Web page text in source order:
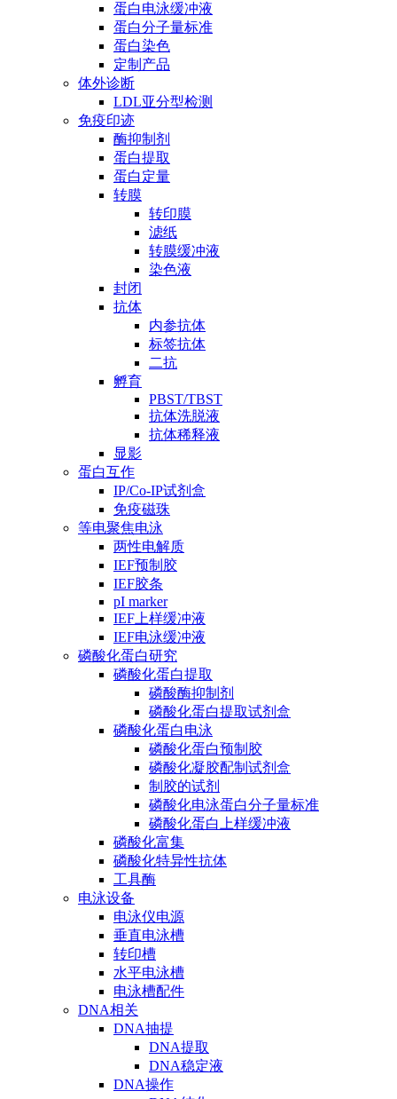
蛋白电泳缓冲液
蛋白分子量标准
蛋白染色
定制产品
体外诊断
LDL亚分型检测
免疫印迹
酶抑制剂
蛋白提取
蛋白定量
转膜
转印膜
滤纸
转膜缓冲液
染色液
封闭
抗体
内参抗体
标签抗体
二抗
孵育
PBST/TBST
抗体洗脱液
抗体稀释液
显影
蛋白互作
IP/Co-IP试剂盒
免疫磁珠
等电聚焦电泳
两性电解质
IEF预制胶
IEF胶条
pI marker
IEF上样缓冲液
IEF电泳缓冲液
磷酸化蛋白研究
磷酸化蛋白提取
磷酸酶抑制剂
磷酸化蛋白提取试剂盒
磷酸化蛋白电泳
磷酸化蛋白预制胶
磷酸化凝胶配制试剂盒
制胶的试剂
磷酸化电泳蛋白分子量标准
磷酸化蛋白上样缓冲液
磷酸化富集
磷酸化特异性抗体
工具酶
电泳设备
电泳仪电源
垂直电泳槽
转印槽
水平电泳槽
电泳槽配件
DNA相关
DNA抽提
DNA提取
DNA稳定液
DNA操作